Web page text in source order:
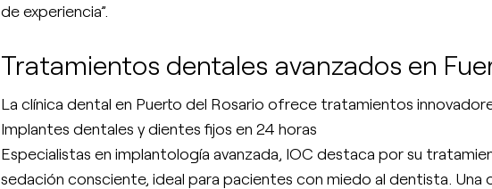
de experiencia”.
Tratamientos dentales avanzados en
La clínica dental en Puerto del Rosario ofrece tratamientos
Implantes dentales y dientes fijos en 24 horas
Especialistas en implantología avanzada, IOC destaca por su
sedación consciente, ideal para pacientes con miedo al dentista. Una